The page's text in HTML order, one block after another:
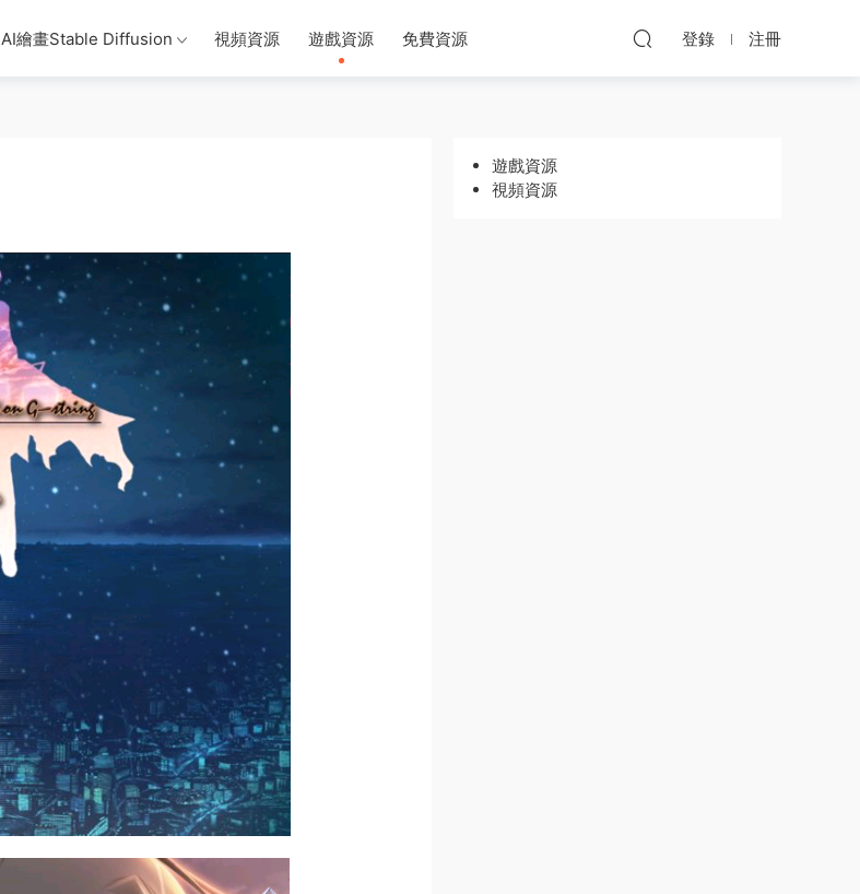
AI繪畫Stable Diffusion 視頻資源 遊戲資源 免費資源 登錄 注冊
遊戲資源
視頻資源